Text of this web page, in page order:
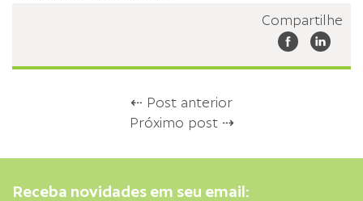
Compartilhe
⇠ Post anterior
Próximo post ⇢
Receba novidades em seu email: